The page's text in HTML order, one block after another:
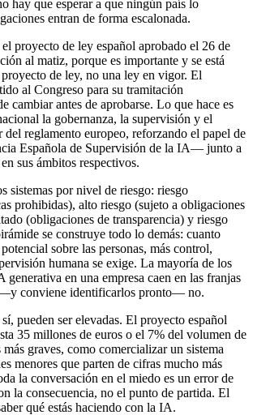
hay que esperar a que ningún país lo
entran de forma escalonada.
proyecto de ley español aprobado el 26 de
al matiz, porque es importante y se está
de ley, no una ley en vigor. El
al Congreso para su tramitación
cambiar antes de aprobarse. Lo que hace es
la gobernanza, la supervisión y el
del reglamento europeo, reforzando el papel de
Española de Supervisión de la IA— junto a
sus ámbitos respectivos.
sistemas por nivel de riesgo: riesgo
prohibidas), alto riesgo (sujeto a obligaciones
(obligaciones de transparencia) y riesgo
se construye todo lo demás: cuanto
sobre las personas, más control,
humana se exige. La mayoría de los
generativa en una empresa caen en las franjas
—y conviene identificarlos pronto— no.
pueden ser elevadas. El proyecto español
35 millones de euros o el 7% del volumen de
graves, como comercializar un sistema
menores que parten de cifras mucho más
la conversación en el miedo es un error de
la consecuencia, no el punto de partida. El
qué estás haciendo con la IA.